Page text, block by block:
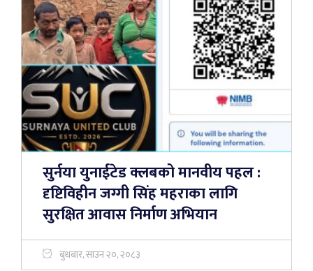
सुर्नया युनाईटेड क्लबको मानवीय पहल :
दृष्टिविहीन जग्गी सिंह महराका लागि
सुरक्षित आवास निर्माण अभियान
बुधबार, साउन २०, २०८३